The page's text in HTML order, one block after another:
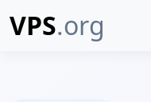
VPS.org